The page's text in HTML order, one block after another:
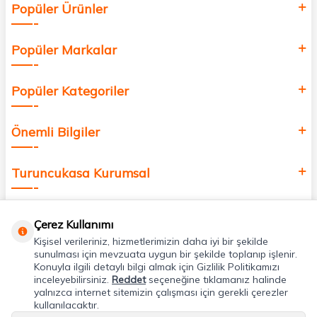
değer katmak için bize katılın!
Popüler Ürünler
Popüler Markalar
Popüler Kategoriler
Önemli Bilgiler
Turuncukasa Kurumsal
Uygulamalarımız
Adres & İletişim
Çerez Kullanımı
Kişisel verileriniz, hizmetlerimizin daha iyi bir şekilde
sunulması için mevzuata uygun bir şekilde toplanıp işlenir.
Konuyla ilgili detaylı bilgi almak için Gizlilik Politikamızı
inceleyebilirsiniz. Reddetseçeneğine tıklamanız halinde
yalnızca internet sitemizin çalışması için gerekli çerezler
kullanılacaktır.